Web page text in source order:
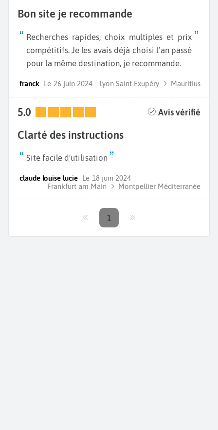
Bon site je recommande
Recherches rapides, choix multiples et prix
compétitifs. Je les avais déjà choisi l’an passé
pour la même destination, je recommande.
franck Le 26 juin 2024 Lyon Saint Exupéry Mauritius
5.0 Avis vérifié
Clarté des instructions
Site facile d'utilisation
claude louise lucie Le 18 juin 2024
Frankfurt am Main
Montpellier Méditerranée
1